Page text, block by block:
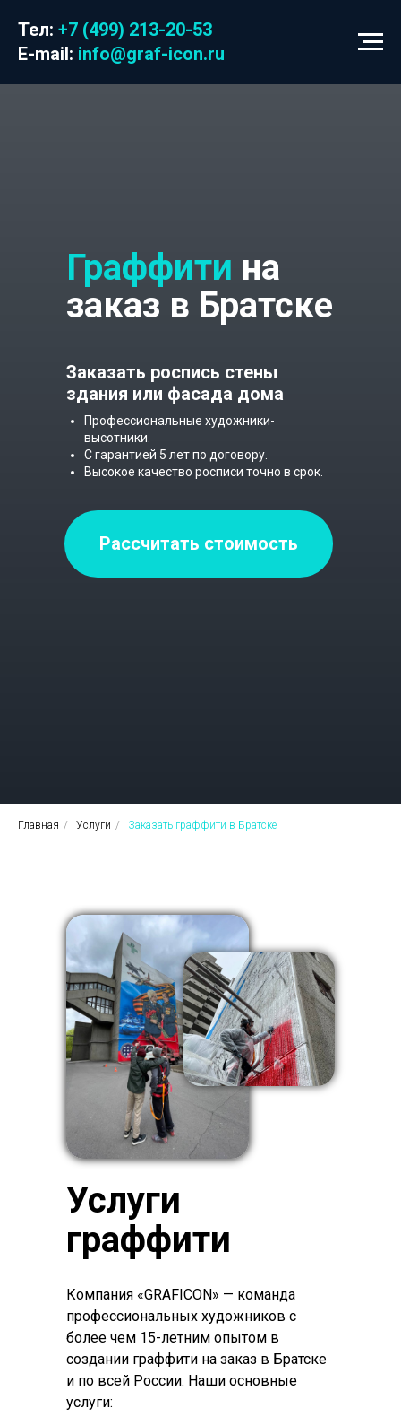
Тел: +7 (499) 213-20-53
E-mail: info@graf-icon.ru
Граффити на
заказ в Братске
Заказать роспись стены
здания или фасада дома
Профессиональные художники-
высотники.
С гарантией 5 лет по договору.
Высокое качество росписи точно в срок.
Рассчитать стоимость
Главная / Услуги / Заказать граффити в Братске
Компания «GRAFICON» — команда
профессиональных художников с
более чем 15-летним опытом в
создании граффити на заказ в Братске
и по всей России. Наши основные
услуги:
Услуги
граффити